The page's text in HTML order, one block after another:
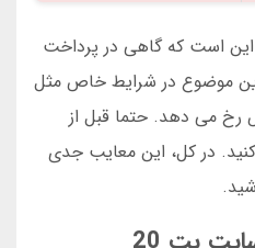
نکته مهم دیگر درباره بت 20 این است که گاهی در پرداخت
موضوع در شرایط خاص مثل
می دهد. حتما قبل از
کنید. در کل، این معایب جدی